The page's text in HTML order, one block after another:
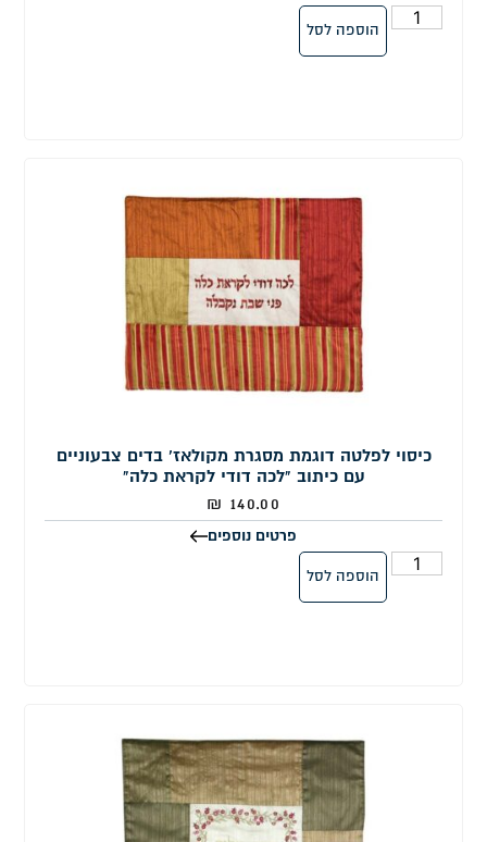
הוספה לסל
כיסוי לפלטה דוגמת מסגרת מקולאז' בדים צבעוניים
עם כיתוב "לכה דודי לקראת כלה"
140.00
₪
פרטים נוספים
הוספה לסל